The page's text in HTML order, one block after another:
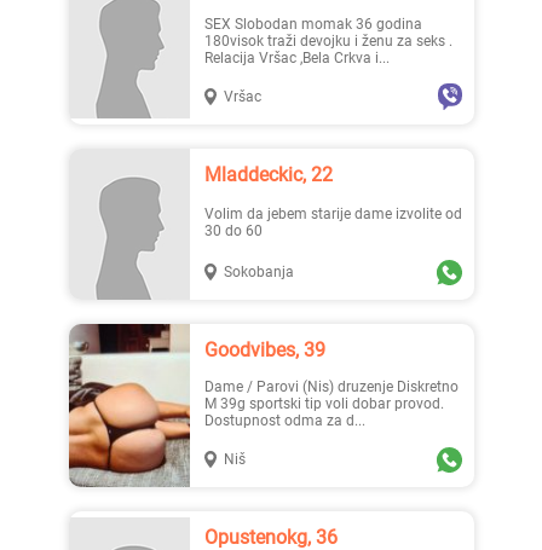
SEX Slobodan momak 36 godina
180visok traži devojku i ženu za seks .
Relacija Vršac ,Bela Crkva i...
Vršac
Mladdeckic, 22
Volim da jebem starije dame izvolite od
30 do 60
Sokobanja
Goodvibes, 39
Dame / Parovi (Nis) druzenje Diskretno
M 39g sportski tip voli dobar provod.
Dostupnost odma za d...
Niš
Opustenokg, 36